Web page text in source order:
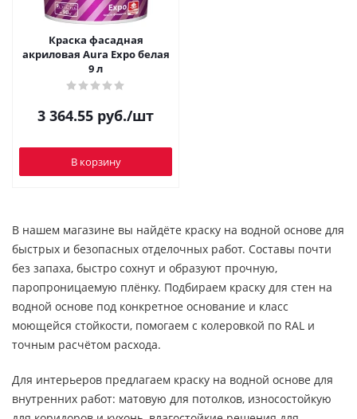
Краска фасадная
акриловая Aura Expo белая
9 л
3 364.55 руб./шт
В корзину
В нашем магазине вы найдёте краску на водной основе для
быстрых и безопасных отделочных работ. Составы почти
без запаха, быстро сохнут и образуют прочную,
паропроницаемую плёнку. Подбираем краску для стен на
водной основе под конкретное основание и класс
моющейся стойкости, помогаем с колеровкой по RAL и
точным расчётом расхода.
Для интерьеров предлагаем краску на водной основе для
внутренних работ: матовую для потолков, износостойкую